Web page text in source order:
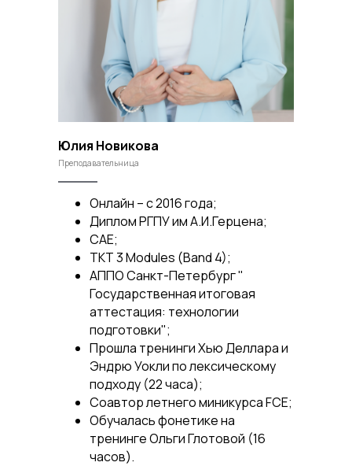
Юлия Новикова
Преподавательница
Онлайн – с 2016 года;
Диплом РГПУ им А.И.Герцена;
CAE;
TKT 3 Modules (Band 4);
АППО Санкт-Петербург "
Государственная итоговая
аттестация: технологии
подготовки";
Прошла тренинги Хью Деллара и
Эндрю Уокли по лексическому
подходу (22 часа);
Cоавтор летнего миникурса FCE;
Обучалась фонетике на
тренинге Ольги Глотовой (16
часов).